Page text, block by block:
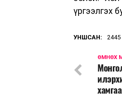
үргээлгэх
УНШСАН: 2445
ӨМНӨХ